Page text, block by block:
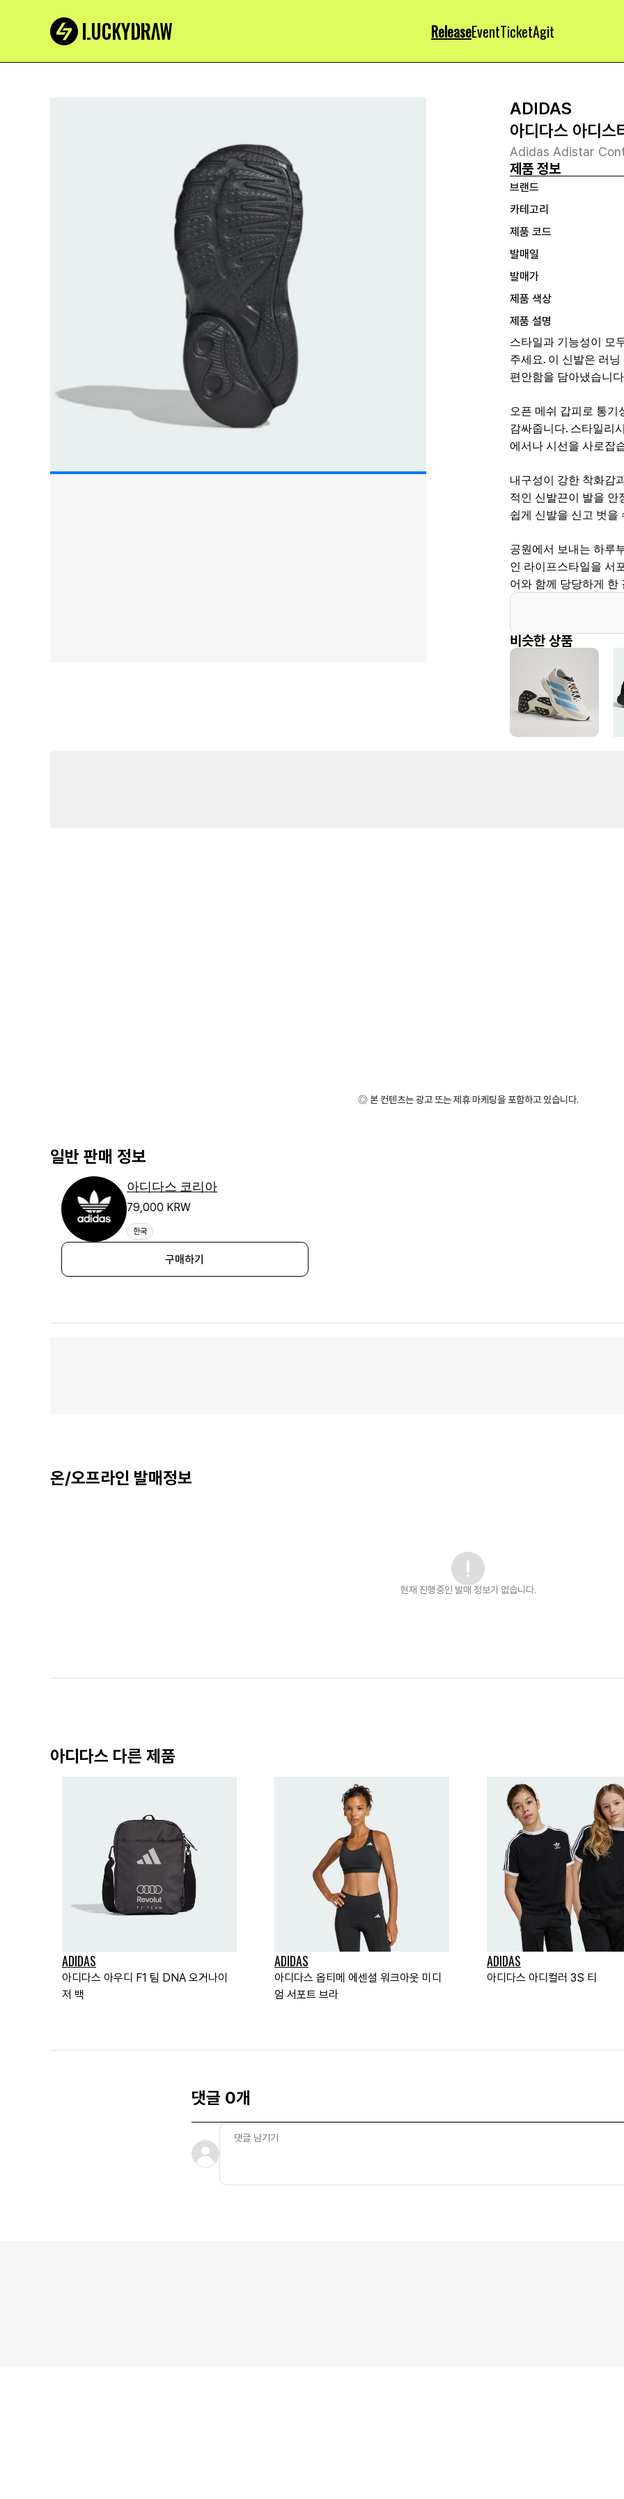
ReleaseEventTicketAgit
ADIDAS
아디다스 아디스
Adidas Adistar
제품 정보
브랜드
카테고리
제품 코드
발매일
발매가
제품 색상
제품 설명
스타일과 기능성이 모
주세요. 이 신발은 러
편안함을 담아냈습니
오픈 메쉬 갑피로 통
감싸줍니다. 스타일리
에서나 시선을 사로잡
내구성이 강한 착화감
적인 신발끈이 발을
쉽게 신발을 신고 벗을
공원에서 보내는 하루
인 라이프스타일을 서
어와 함께 당당하게 한
비슷한 상품
◎ 본 컨텐츠는 광고 또는 제휴 마케팅을 포함하고 있습니다.
일반 판매 정보
아디다스 코리아
79,000 KRW
한국
구매하기
온/오프라인 발매정보
현재 진행중인 발매 정보가 없습니다.
아디다스 다른 제품
ADIDAS
아디다스 아우디 F1 팀 DNA 오거나이
저 백
ADIDAS
아디다스 옵티메 에센셜 워크아웃 미디
엄 서포트 브라
ADIDAS
아디다스 아디컬러 3S 티
댓글 0개